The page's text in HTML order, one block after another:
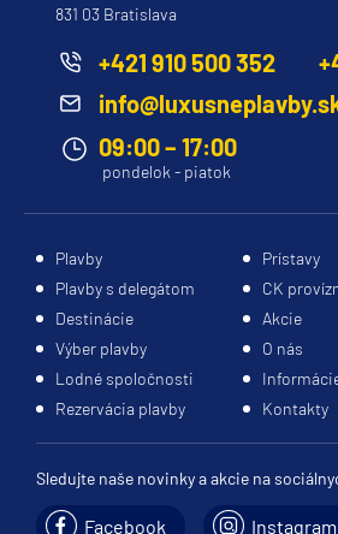
Evrima
Ilma
Luminara
Royal Caribbean Cruises
Adventure of the Seas
Allure of the Seas
Anthem of the Seas
Brilliance of the Seas
Enchantment of the Seas
Explorer of the Seas
Freedom of the Seas
Grandeur of the Seas
Harmony of the Seas
831 03 Bratislava
+421 910 500 352
09:00 – 17:00
pondelok - piatok
Plavby
Prístavy
Plavby s delegátom
CK
Destinácie
Akcie
Výber plavby
O nás
Lodné spoločnosti
Rezervácia plavby
Kontakty
Sledujte naše novinky a akcie na
Facebook Instagram